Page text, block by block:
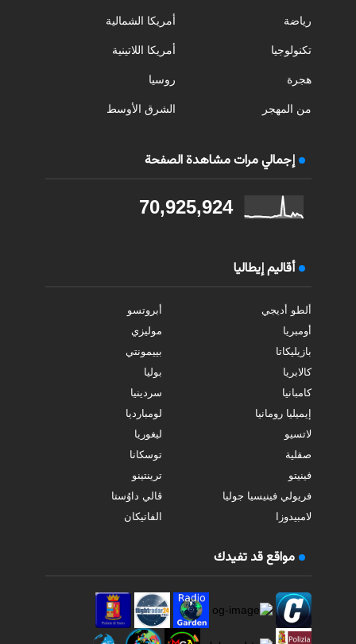
رياضة
تكنولوجيا
هجرة
من المهجر
أمريكا الشمالية
أمريكا اللاتينية
روسيا
الشرق الأوسط
إجمالي مرات مشاهدة الصفحة
70,925,924
أقاليم إيطاليا
ألطو أديجي
أبروتسو
أومبريا
موليزي
بازيليكاتا
بييمونتي
كالابريا
بوليا
كامبانيا
سردينيا
إيميليا رومانيا
لومبارديا
لاتسيو
ليغوريا
صقلية
توسكانا
فينيتو
ترينتينو
فريولي فينيسيا جوليا
ڤالي داوُستا
لامبيدوزا
الفاتيكان
مواقع قد تفيدك